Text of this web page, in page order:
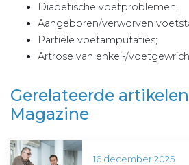
Diabetische voetproblemen;
Aangeboren/verworven
Partiële voetamputaties;
Artrose van enkel-/
Gerelateerde
Magazine
16 december 2025